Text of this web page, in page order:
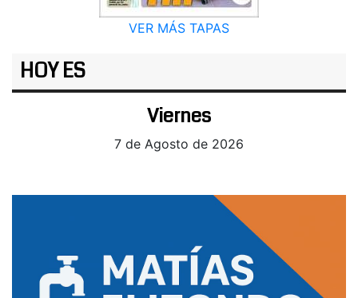
VER MÁS TAPAS
HOY ES
Viernes
7 de Agosto de 2026